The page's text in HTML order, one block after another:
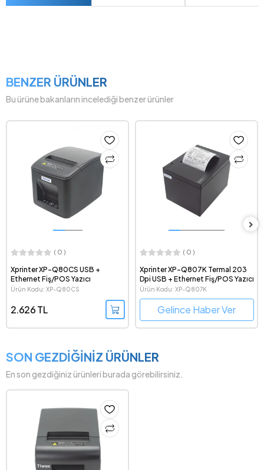
BENZER ÜRÜNLER
Bu ürüne bakanların incelediği benzer ürünler
( 0 )
Xprinter XP-Q807K Termal 203
Dpi USB + Ethernet Fiş/POS Yazıcı
Ürün Kodu: XP-Q807K
Gelince Haber Ver
( 0 )
Xprinter XP-Q805K USB ve
Ethernet Bağlantılı Termal Fiş
Yazıcı
Ürün Kodu: XP-Q805K
Gelince Haber Ver
SON GEZDİĞİNİZ ÜRÜNLER
En son gezdiğiniz ürünleri burada görebilirsiniz.